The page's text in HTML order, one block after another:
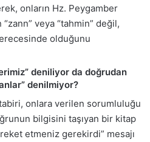
onların Hz. Peygamber
veya “tahmin” değil,
olduğunu
deniliyor da doğrudan
denilmiyor?
onlara verilen sorumluluğu
bilgisini taşıyan bir kitap
etmeniz gerekirdi” mesajı